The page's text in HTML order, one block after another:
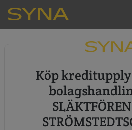
Köp kreditupplysning och